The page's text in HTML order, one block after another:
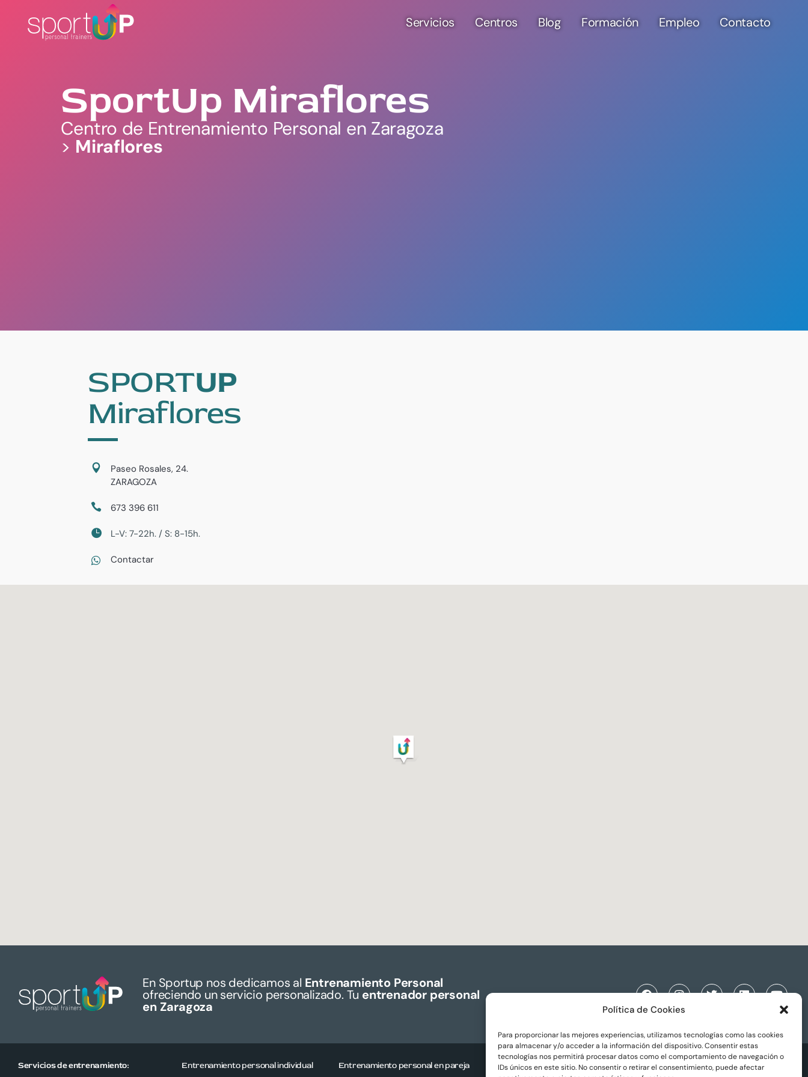
Política de Cookies
Para proporcionar las mejores experiencias, utilizamos tecnologías como las cookies
para almacenar y/o acceder a la información del dispositivo. Consentir estas
tecnologías nos permitirá procesar datos como el comportamiento de navegación o
IDs únicos en este sitio. No consentir o retirar el consentimiento, puede afectar
Servicios Centros Blog Formación Empleo Contacto
SportUp Miraflores
Centro de Entrenamiento Personal en Zaragoza
> Miraflores
SPORTUP
Miraflores
Paseo Rosales, 24.
ZARAGOZA
673 396 611
L-V: 7-22h. / S: 8-15h.
Contactar
En Sportup nos dedicamos al Entrenamiento Personal
ofreciendo un servicio personalizado. Tu entrenador personal
en Zaragoza
Servicios de entrenamiento: Entrenamiento personal individual Entrenamiento personal en pareja Entrenamiento personal en grupo Centros de entrenamiento personal